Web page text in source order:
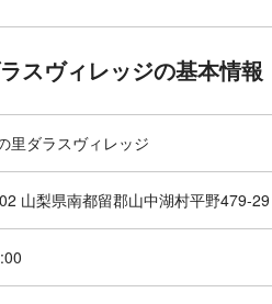
スヴィレッジの基本情報
里ダラスヴィレッジ
山梨県南都留郡山中湖村平野479-29